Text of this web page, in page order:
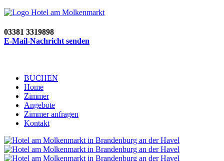
03381 3319898
E-Mail-Nachricht senden
BUCHEN
Home
Zimmer
Angebote
Zimmer anfragen
Kontakt